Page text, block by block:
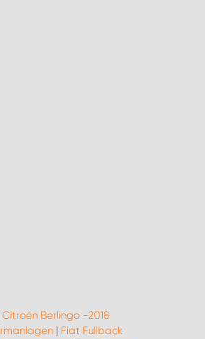
Citroën Berlingo -2018
| Fiat Fullback